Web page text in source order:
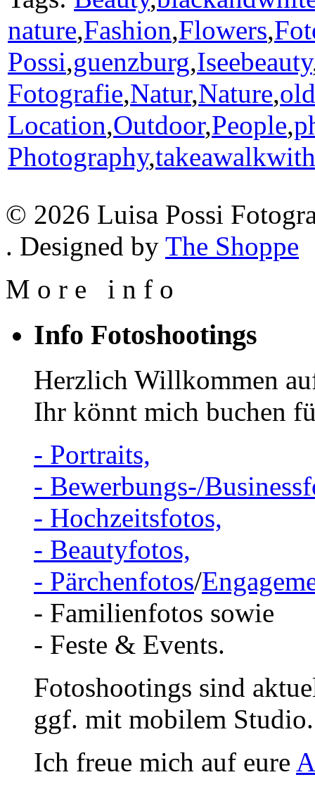
nature,Fashion,Flowers,
Possi,guenzburg,Iseebeauty
Fotografie,Natur,Nature,
Location,Outdoor,People,
Photography,
© 2026 Luisa Possi
. Designed by The Shoppe
M o r e i n f o
Info Fotoshootings
Herzlich Willkommen
Ihr könnt mich buchen
- Portraits,
- Bewerbungs-/
- Hochzeitsfotos,
- Beautyfotos,
- Pärchenfotos/
- Familienfotos sowie
- Feste & Events.
Fotoshootings sind
ggf. mit mobilem Studio.
Ich freue mich auf eure